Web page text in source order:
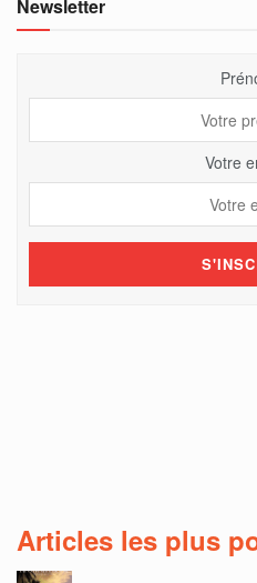
Newsletter
Votre
Articles les plus